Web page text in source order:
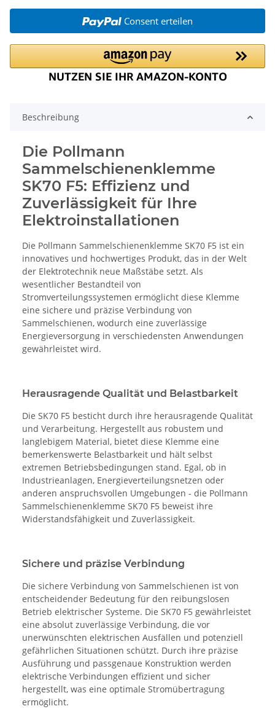
Consent erteilen
Beschreibung
Die Pollmann
Sammelschienenklemme
SK70 F5: Effizienz und
Zuverlässigkeit für Ihre
Elektroinstallationen
Die Pollmann Sammelschienenklemme SK70 F5 ist ein
innovatives und hochwertiges Produkt, das in der Welt
der Elektrotechnik neue Maßstäbe setzt. Als
wesentlicher Bestandteil von
Stromverteilungssystemen ermöglicht diese Klemme
eine sichere und präzise Verbindung von
Sammelschienen, wodurch eine zuverlässige
Energieversorgung in verschiedensten Anwendungen
gewährleistet wird.
Herausragende Qualität und Belastbarkeit
Die SK70 F5 besticht durch ihre herausragende Qualität
und Verarbeitung. Hergestellt aus robustem und
langlebigem Material, bietet diese Klemme eine
bemerkenswerte Belastbarkeit und hält selbst
extremen Betriebsbedingungen stand. Egal, ob in
Industrieanlagen, Energieverteilungsnetzen oder
anderen anspruchsvollen Umgebungen - die Pollmann
Sammelschienenklemme SK70 F5 beweist ihre
Widerstandsfähigkeit und Zuverlässigkeit.
Sichere und präzise Verbindung
Die sichere Verbindung von Sammelschienen ist von
entscheidender Bedeutung für den reibungslosen
Betrieb elektrischer Systeme. Die SK70 F5 gewährleistet
eine absolut zuverlässige Verbindung, die vor
unerwünschten elektrischen Ausfällen und potenziell
gefährlichen Situationen schützt. Durch ihre präzise
Ausführung und passgenaue Konstruktion werden
elektrische Verbindungen effizient und sicher
hergestellt, was eine optimale Stromübertragung
ermöglicht.